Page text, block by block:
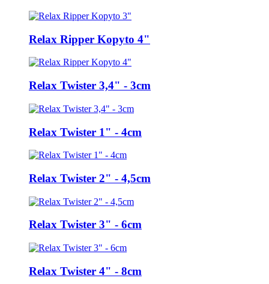
Relax Ripper Kopyto 4"
Relax Twister 3,4" - 3cm
Relax Twister 1" - 4cm
Relax Twister 2" - 4,5cm
Relax Twister 3" - 6cm
Relax Twister 4" - 8cm